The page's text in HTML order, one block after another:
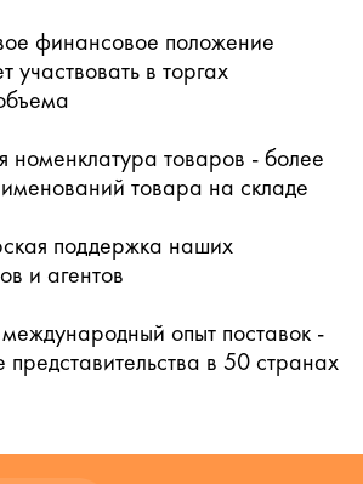
финансовое положение
участвовать в торгах
номенклатура товаров - более
товара на складе
поддержка наших
и агентов
опыт поставок -
представительства в 50 странах